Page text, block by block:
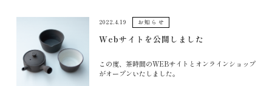
2022.4.19 お知らせ
Webサイトを公開しました
この度、茶時間のWEBサイトとオンラインショップ
がオープンいたしました。